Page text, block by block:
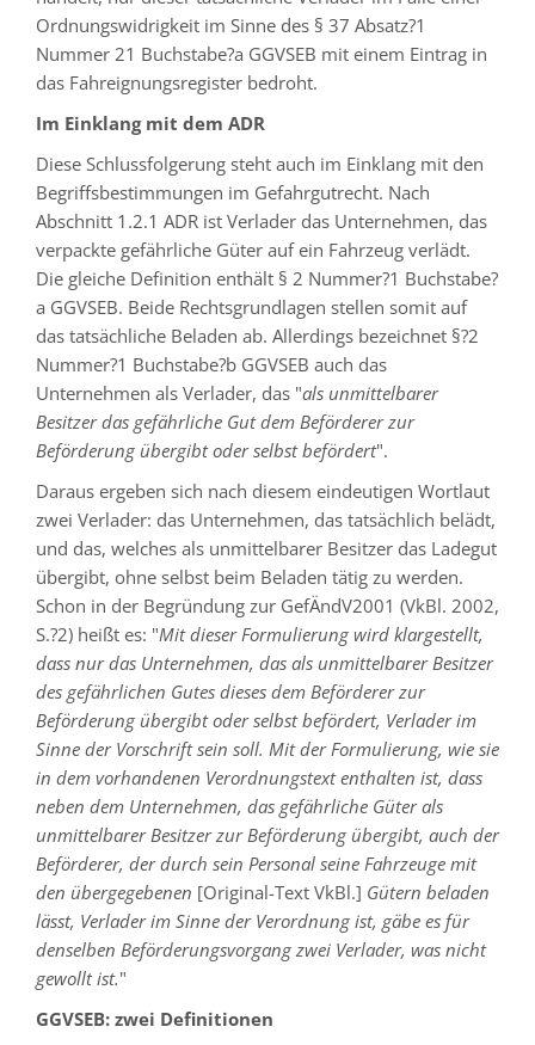
Ordnungswidrigkeit im Sinne des § 37 Absatz?1
Nummer 21 Buchstabe?a ­GGVSEB mit einem Eintrag in
das Fahreignungsregister bedroht.
Im Einklang mit dem ADR
Diese Schlussfolgerung steht auch im Einklang mit den
Begriffsbestimmungen im Gefahrgutrecht. Nach
Abschnitt 1.2.1 ADR ist Verlader das Unternehmen, das
verpackte gefährliche Güter auf ein Fahrzeug verlädt.
Die gleiche Definition enthält § 2 Nummer?1 Buchstabe?
a ­GGVSEB. Beide Rechtsgrundlagen stellen somit auf
das tatsächliche Beladen ab. Allerdings bezeichnet §?2
Nummer?1 Buchstabe?b ­GGVSEB auch das
Unternehmen als Verlader, das "als unmittelbarer
Besitzer das gefährliche Gut dem Beförderer zur
Beförderung übergibt oder selbst befördert".
Daraus ergeben sich nach diesem eindeutigen Wortlaut
zwei Verlader: das Unternehmen, das tatsächlich belädt,
und das, welches als unmittelbarer Besitzer das Ladegut
übergibt, ohne selbst beim Beladen tätig zu werden.
Schon in der Begründung zur GefÄndV2001 (VkBl. 2002,
S.?2) heißt es: "Mit dieser Formulierung wird klargestellt,
dass nur das Unternehmen, das als unmittelbarer Besitzer
des gefährlichen Gutes dieses dem Beförderer zur
Beförderung übergibt oder selbst befördert, Verlader im
Sinne der Vorschrift sein soll. Mit der Formulierung, wie sie
in dem vorhandenen Verordnungstext enthalten ist, dass
neben dem Unternehmen, das gefährliche Güter als
unmittelbarer Besitzer zur Beförderung übergibt, auch der
Beförderer, der durch sein Personal seine Fahrzeuge mit
den übergegebenen [Original-Text VkBl.] Gütern beladen
lässt, Verlader im Sinne der Verordnung ist, gäbe es für
denselben Beförderungsvorgang zwei Verlader, was nicht
gewollt ist."
GGVSEB: zwei Definitionen